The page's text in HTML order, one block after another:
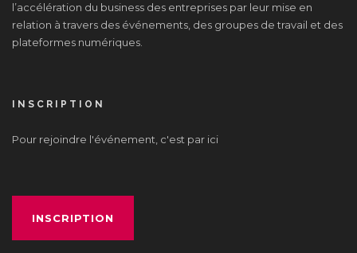
l’accélération du business des entreprises par leur mise en
relation à travers des événements, des groupes de travail et des
plateformes numériques.
INSCRIPTION
Pour rejoindre l'événement, c'est par ici
INSCRIPTION